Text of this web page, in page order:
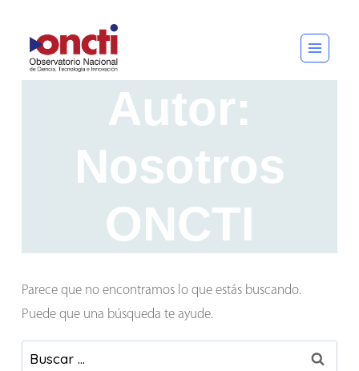
al
contenido
Autor:
Nosotros
ONCTI
Parece que no encontramos lo que estás buscando.
Puede que una búsqueda te ayude.
Buscar: